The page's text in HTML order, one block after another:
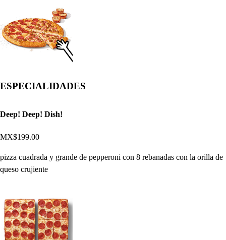
ESPECIALIDADES
Deep! Deep! Dish!
MX$199.00
pizza cuadrada y grande de pepperoni con 8 rebanadas con la orilla de
queso crujiente